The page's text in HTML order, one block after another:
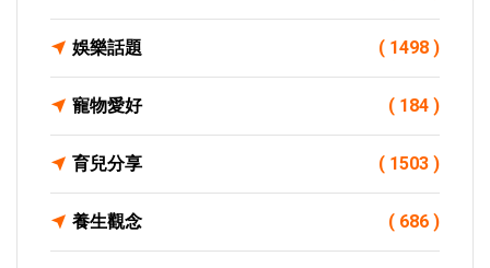
娛樂話題 ( 1498 )
寵物愛好 ( 184 )
育兒分享 ( 1503 )
養生觀念 ( 686 )